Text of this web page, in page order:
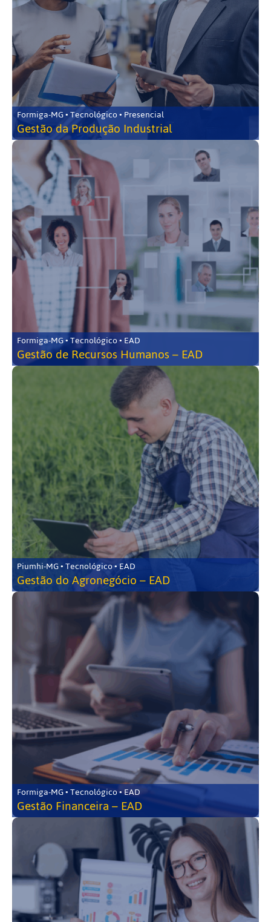
Formiga-MG • Tecnológico • Presencial
Gestão da Produção Industrial
Formiga-MG • Tecnológico • EAD
Gestão de Recursos Humanos – EAD
Piumhi-MG • Tecnológico • EAD
Gestão do Agronegócio – EAD
Formiga-MG • Tecnológico • EAD
Gestão Financeira – EAD